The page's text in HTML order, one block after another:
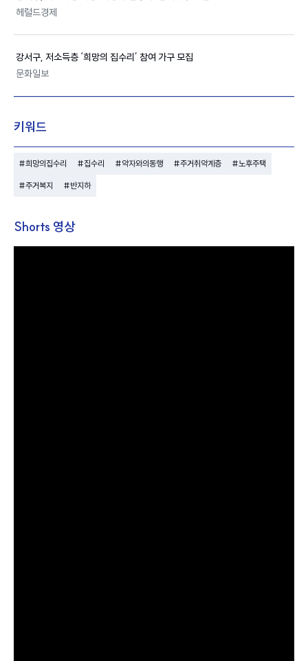
헤럴드경제
강서구, 저소득층 ‘희망의 집수리’ 참여 가구 모집
문화일보
키워드
#희망의집수리 #집수리 #약자와의동행 #주거취약계층 #노후주택
#주거복지 #반지하
Shorts 영상